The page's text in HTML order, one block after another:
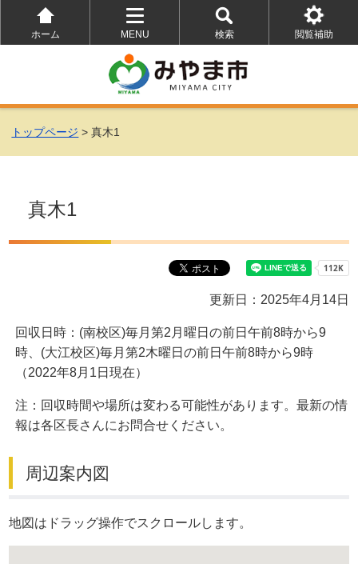
ホーム
MENU
を
開
く
検索
を
開
く
閲覧補助
を
トップページ > 真木1
真木1
更新日：2025年4月14日
回収日時：(南校区)毎月第2月曜日の前日午前8時から9
時、(大江校区)毎月第2木曜日の前日午前8時から9時
（2022年8月1日現在）
注：回収時間や場所は変わる可能性があります。最新の情
報は各区長さんにお問合せください。
周辺案内図
地図はドラッグ操作でスクロールします。